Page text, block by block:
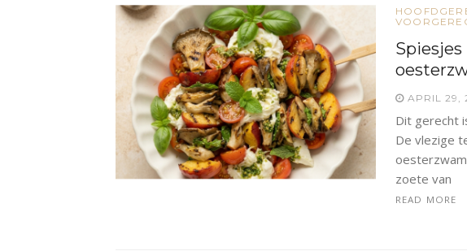
APRIL 29,
Dit gerecht
De vlezige
zoete van
READ MORE